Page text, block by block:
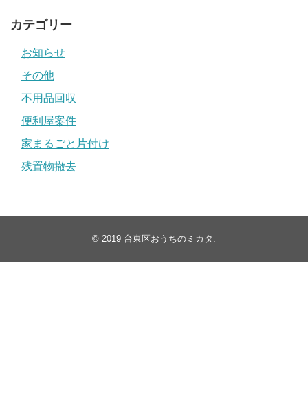
カテゴリー
お知らせ
その他
不用品回収
便利屋案件
家まるごと片付け
残置物撤去
© 2019 台東区おうちのミカタ .